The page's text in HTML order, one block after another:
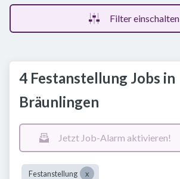
Filter einschalten
4 Festanstellung Jobs in
Bräunlingen
Jetzt Job-Alarm aktivieren!
Festanstellung